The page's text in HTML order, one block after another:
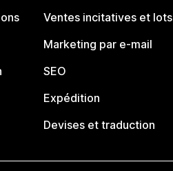
Ventes incitatives et lots
Marketing par e-mail
SEO
Expédition
Devises et traduction